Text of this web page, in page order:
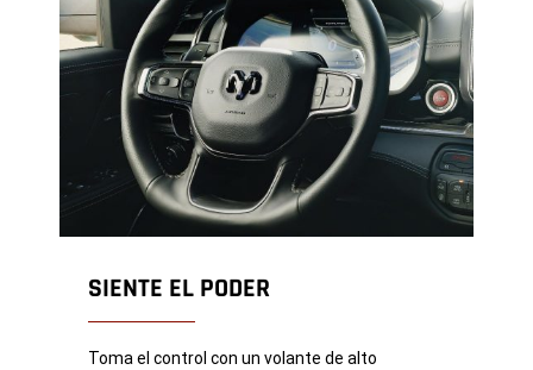
SIENTE EL PODER
Toma el control con un volante de alto